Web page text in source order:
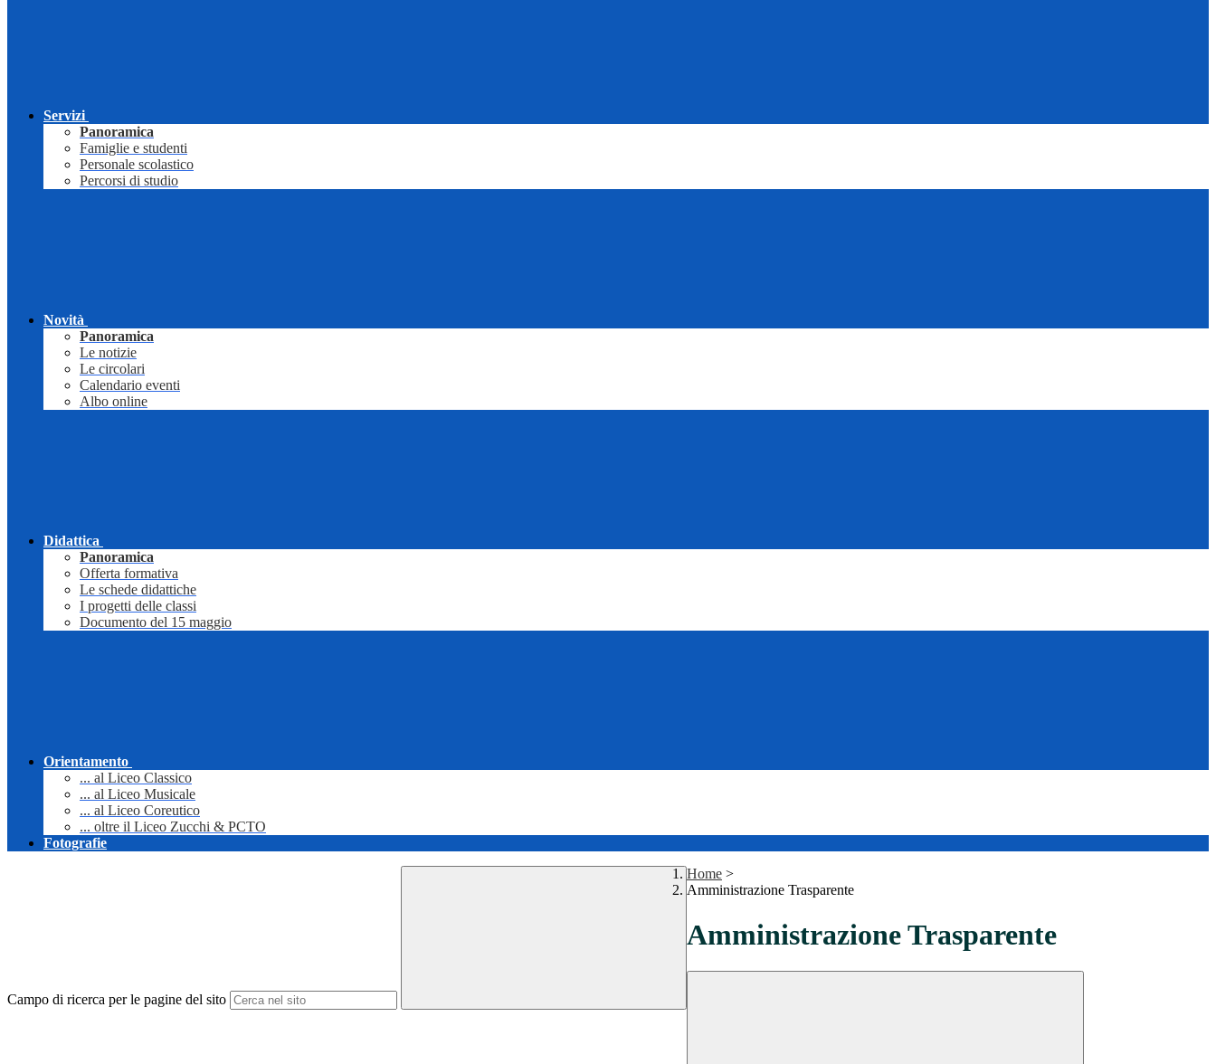
Servizi
Panoramica
Famiglie e studenti
Personale scolastico
Percorsi di studio
Novità
Panoramica
Le notizie
Le circolari
Calendario eventi
Albo online
Didattica
Panoramica
Offerta formativa
Le schede didattiche
I progetti delle classi
Documento del 15 maggio
Orientamento
... al Liceo Classico
... al Liceo Musicale
... al Liceo Coreutico
... oltre il Liceo Zucchi & PCTO
Fotografie
Campo di ricerca per le pagine del sito
Home >
Amministrazione Trasparente
Amministrazione Trasparente